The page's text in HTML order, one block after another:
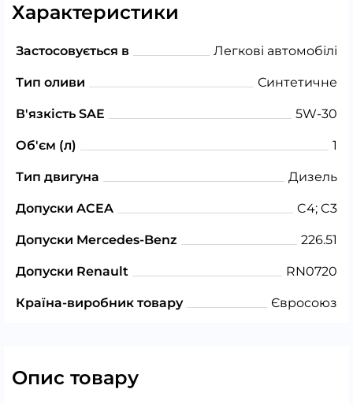
Характеристики
Застосовується в Легкові автомобілі
Тип оливи Синтетичне
В'язкість SAE 5W-30
Об'єм (л) 1
Тип двигуна Дизель
Допуски ACEA C4; C3
Допуски Mercedes-Benz 226.51
Допуски Renault RN0720
Країна-виробник товару Євросоюз
Опис товару